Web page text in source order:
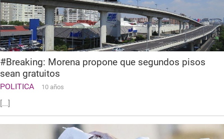
#Breaking: Morena propone que segundos pisos
sean gratuitos
POLITICA 10 años
[...]